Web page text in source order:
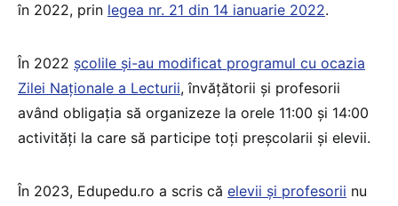
în 2022, prin legea nr. 21 din 14 ianuarie 2022.
În 2022 școlile şi-au modificat programul cu ocazia
Zilei Naţionale a Lecturii, învăţătorii şi profesorii
având obligaţia să organizeze la orele 11:00 şi 14:00
activităţi la care să participe toţi preşcolarii şi elevii.
În 2023, Edupedu.ro a scris că elevii și profesorii nu